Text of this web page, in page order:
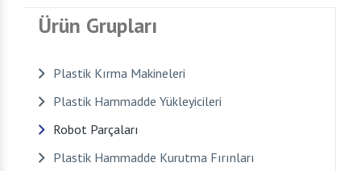
Ürün Grupları
Plastik Kırma Makineleri
Plastik Hammadde Yükleyicileri
Robot Parçaları
Plastik Hammadde Kurutma Fırınları